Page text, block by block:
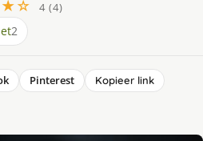
4 (4)
2
Pinterest
Kopieer link